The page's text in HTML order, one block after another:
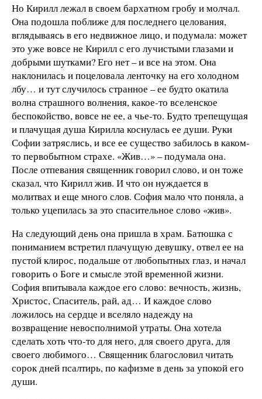
Но Кирилл лежал в своем бархатном гробу и молчал.
Она подошла поближе для последнего целования,
вглядываясь в его недвижное лицо, и подумала: может
это уже вовсе не Кирилл с его лучистыми глазами и
добрыми шутками? Его нет – и все на этом. Она
наклонилась и поцеловала ленточку на его холодном
лбу… и тут случилось странное – ее будто окатила
волна страшного волнения, какое-то вселенское
беспокойство, вовсе не ее, а чье-то. Будто трепещущая
и плачущая душа Кирилла коснулась ее души. Руки
Софии затряслись, и все ее существо забилось в каком-
то первобытном страхе. «Жив…» – подумала она.
После отпевания священник говорил слово, и он тоже
сказал, что Кирилл жив. И что он нуждается в
молитвах и еще много слов. София мало что поняла, а
только уцепилась за это спасительное слово «жив».
На следующий день она пришла в храм. Батюшка с
пониманием встретил плачущую девушку, отвел ее на
пустой клирос, подальше от любопытных глаз, и начал
говорить о Боге и смысле этой временной жизни.
София впитывала каждое его слово: вечность, жизнь,
Христос, Спаситель, рай, ад… И каждое слово
ложилось на сердце и вселяло надежду на
возвращение невосполнимой утраты. Она хотела
сделать хоть что-то для него, для своего друга, для
своего любимого… Священник благословил читать
сорок дней псалтирь, по кафизме в день за упокой его
души.